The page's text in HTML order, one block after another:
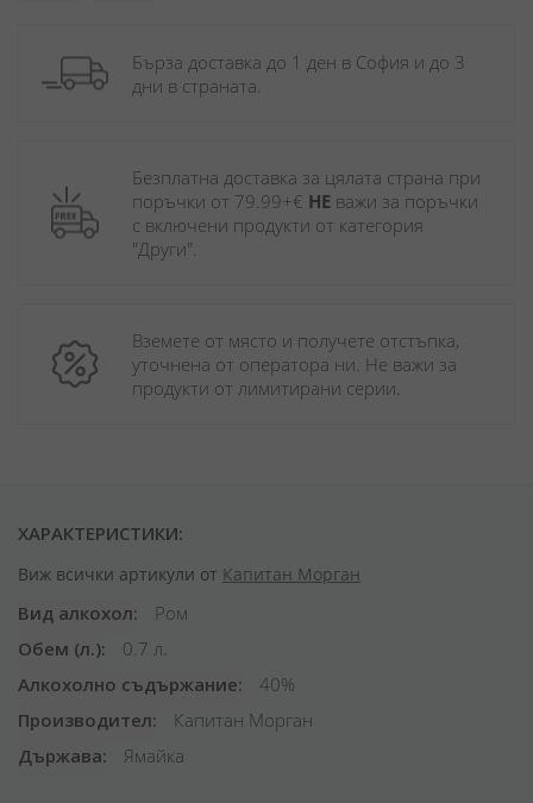
Бърза доставка до 1 ден в София и до 3
дни в страната.
Безплатна доставка за цялата страна при
поръчки от 79.99+€ НЕ важи за поръчки
с включени продукти от категория
"Други".
Вземете от място и получете отстъпка,
уточнена от оператора ни. Не важи за
продукти от лимитирани серии.
ХАРАКТЕРИСТИКИ:
Виж всички артикули от Капитан Морган
Вид алкохол
Ром
Обем (л.)
0.7 л.
Алкохолно съдържание
40%
Производител
Капитан Морган
Държава
Ямайка